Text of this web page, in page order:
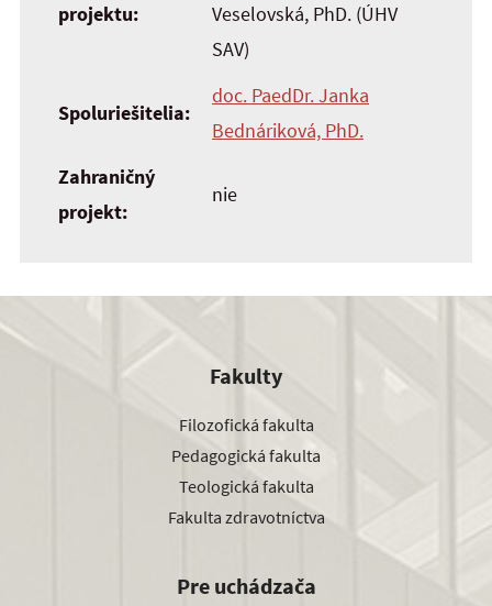
projektu:
Veselovská, PhD. (ÚHV
SAV)
Spoluriešitelia:
doc. PaedDr. Janka
Bednáriková, PhD.
Zahraničný
projekt:
nie
Fakulty
Filozofická fakulta
Pedagogická fakulta
Teologická fakulta
Fakulta zdravotníctva
Pre uchádzača